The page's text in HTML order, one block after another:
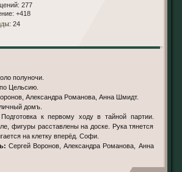
277
+418
: 24
полуночи.
Цельсию.
Александра Романова, Анна Шмидт.
домъ.
Подготовка к первому ходу в тайной партии.
фигуры расставлены на доске. Рука тянется
на клетку вперёд. Софи.
Сергей Воронов, Александра Романова, Анна